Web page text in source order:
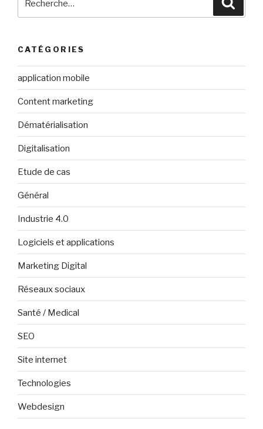
CATÉGORIES
application mobile
Content marketing
Dématérialisation
Digitalisation
Etude de cas
Général
Industrie 4.0
Logiciels et applications
Marketing Digital
Réseaux sociaux
Santé / Medical
SEO
Site internet
Technologies
Webdesign